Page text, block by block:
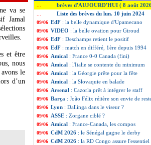
va se
Jamal
et être
nous
le
d’un
brèves d'AUJOURD'HUI ( 8 août
Liste des brèves du lun. 10 juin 2024
09/06 EdF : la belle dynamique d'Upamecano
09/06 VIDEO : la belle ovation pour Giroud
09/06 EdF : Deschamps retient le positif
09/06 EdF : match en différé, 1ère depuis 1994
09/06 Amical : France 0-0 Canada (fini)
09/06 Amical : l'Italie se contente du minimum
09/06 Amical : la Géorgie prête pour la fête
09/06 Amical : la Slovaquie en balade
09/06 Arsenal : Cazorla prêt à intégrer le staff
09/06 Barça : João Félix réitère son envie de
09/06 Lyon : Dallinga dans le viseur ?
09/06 ASSE : Zorgane ciblé ?
09/06 Amical : France-Canada, les compos
09/06 CdM 2026 : le Sénégal gagne le derby
09/06 CdM 2026 : la RD Congo assure l'essentiel